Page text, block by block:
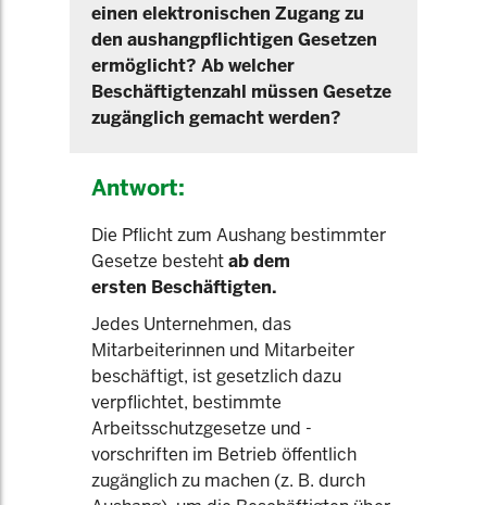
einen elektronischen Zugang zu
den aushangpflichtigen Gesetzen
ermöglicht? Ab welcher
Beschäftigtenzahl müssen Gesetze
zugänglich gemacht werden?
Antwort:
Die Pflicht zum Aushang bestimmter
Gesetze bestehtab dem
ersten Beschäftigten.
Jedes Unternehmen, das
Mitarbeiterinnen und Mitarbeiter
beschäftigt, ist gesetzlich dazu
verpflichtet, bestimmte
Arbeitsschutzgesetze und -
vorschriften im Betrieb öffentlich
zugänglich zu machen (z. B. durch